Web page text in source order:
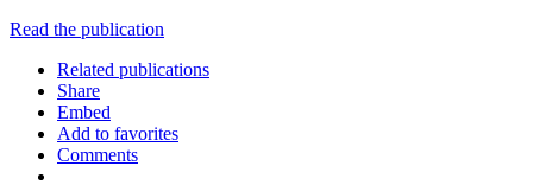
Read the publication
Related publications
Share
Embed
Add to favorites
Comments